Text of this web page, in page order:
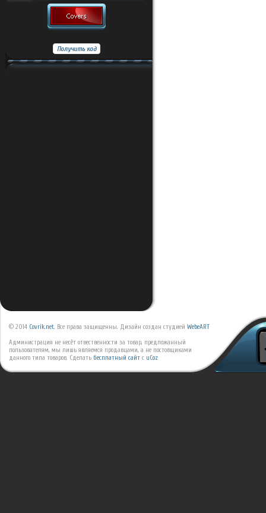
© 2014 Covrik.net. Все права защищенны. Дизайн создан студией WebeART
Администрация не несёт отвественности за товар, предложанный
пользователям, мы лишь являемся продавцами, а не постовщиками
данного типа товаров. Сделать бесплатный сайт с uCoz